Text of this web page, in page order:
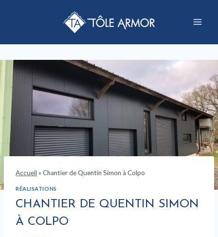
Accueil » Chantier de Quentin Simon à Colpo
RÉALISATIONS
CHANTIER DE QUENTIN SIMON
À COLPO